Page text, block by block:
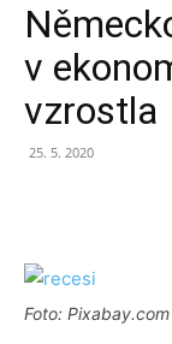
v
vzrostla
25. 5. 2020
Foto: Pixabay.com